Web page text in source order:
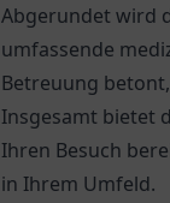
Abgerundet wird
umfassende
Betreuung
Insgesamt bietet
Ihren Besuch
in Ihrem Umfeld.